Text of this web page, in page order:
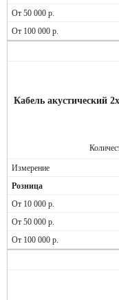
Кабель акустический